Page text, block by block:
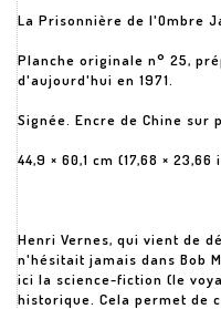
La Prisonnière de l'Ombre
Planche originale n° 25,
d'aujourd'hui en 1971.
Signée. Encre de Chine sur
44,9 × 60,1 cm (17,68 × 23,66
Henri Vernes, qui vient de
n'hésitait jamais dans Bob
ici la science-fiction (le
historique. Cela permet de